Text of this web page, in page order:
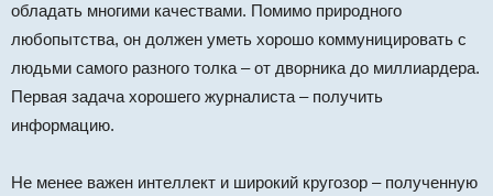
обладать многими качествами. Помимо природного
любопытства, он должен уметь хорошо коммуницировать с
людьми самого разного толка – от дворника до миллиардера.
Первая задача хорошего журналиста – получить
информацию.
Не менее важен интеллект и широкий кругозор – полученную